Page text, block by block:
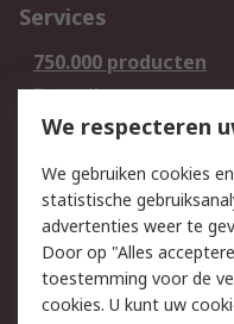
Services
750.000 producten
Bestellen
Retouren
Track & Trace
Wettelijk
Cookiebeleid
Privacybeleid -
We respecteren
We gebruiken cookies
statistische
advertenties weer te
Door op "Alles
toestemming voor de
cookies. U kunt uw